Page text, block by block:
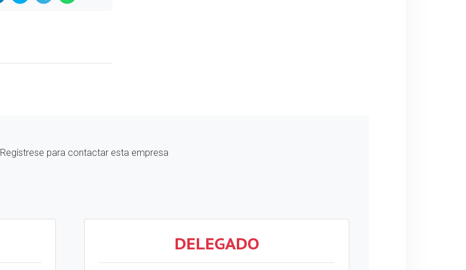
Regístrese para contactar esta empresa
DELEGADO